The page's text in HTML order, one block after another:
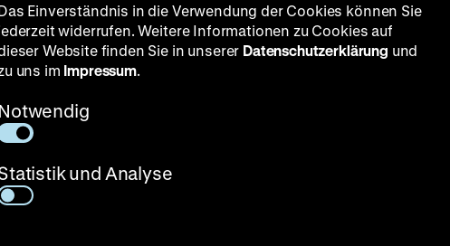
Einverständnis in die Verwendung der Cookies können Sie
widerrufen. Weitere Informationen zu Cookies auf
Website finden Sie in unserer Datenschutzerklärung und
uns im Impressum.
Notwendig
und Analyse